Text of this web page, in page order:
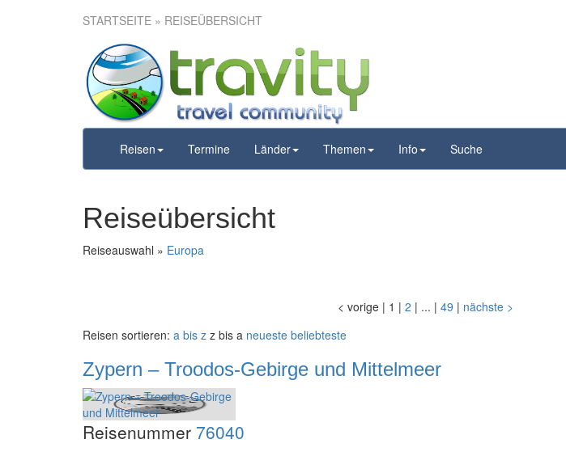
STARTSEITE » REISEÜBERSICHT
Reisen Termine Länder Themen Info Suche
Reiseübersicht
Reiseauswahl » Europa
<vorige | 1 | 2 | ... | 49 | nächste >
Reisen sortieren: a bis z z bis a neueste beliebteste
Zypern – Troodos-Gebirge und Mittelmeer
Reisenummer 76040